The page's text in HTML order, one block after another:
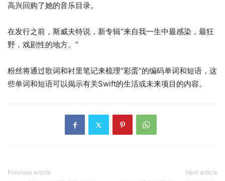
高兴回购了她的音乐目录。
在发行之前，斯威夫特说，新专辑“来自我一生中最感染，最狂
野，戏剧性的地方。”
粉丝将通过歌词和衬里笔记来梳理“彩蛋”的编码单词和短语，这
些单词和短语可以揭示有关Swift的生活或未来项目的内容。
Previous article Next article